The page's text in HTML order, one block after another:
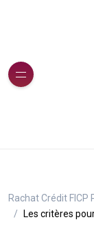
Rachat Crédit FICP
Les critères